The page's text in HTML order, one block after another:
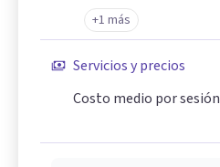
+1 más
Servicios y precios
Costo medio por sesión